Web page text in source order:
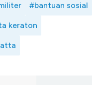
#bantuan sosial
keraton